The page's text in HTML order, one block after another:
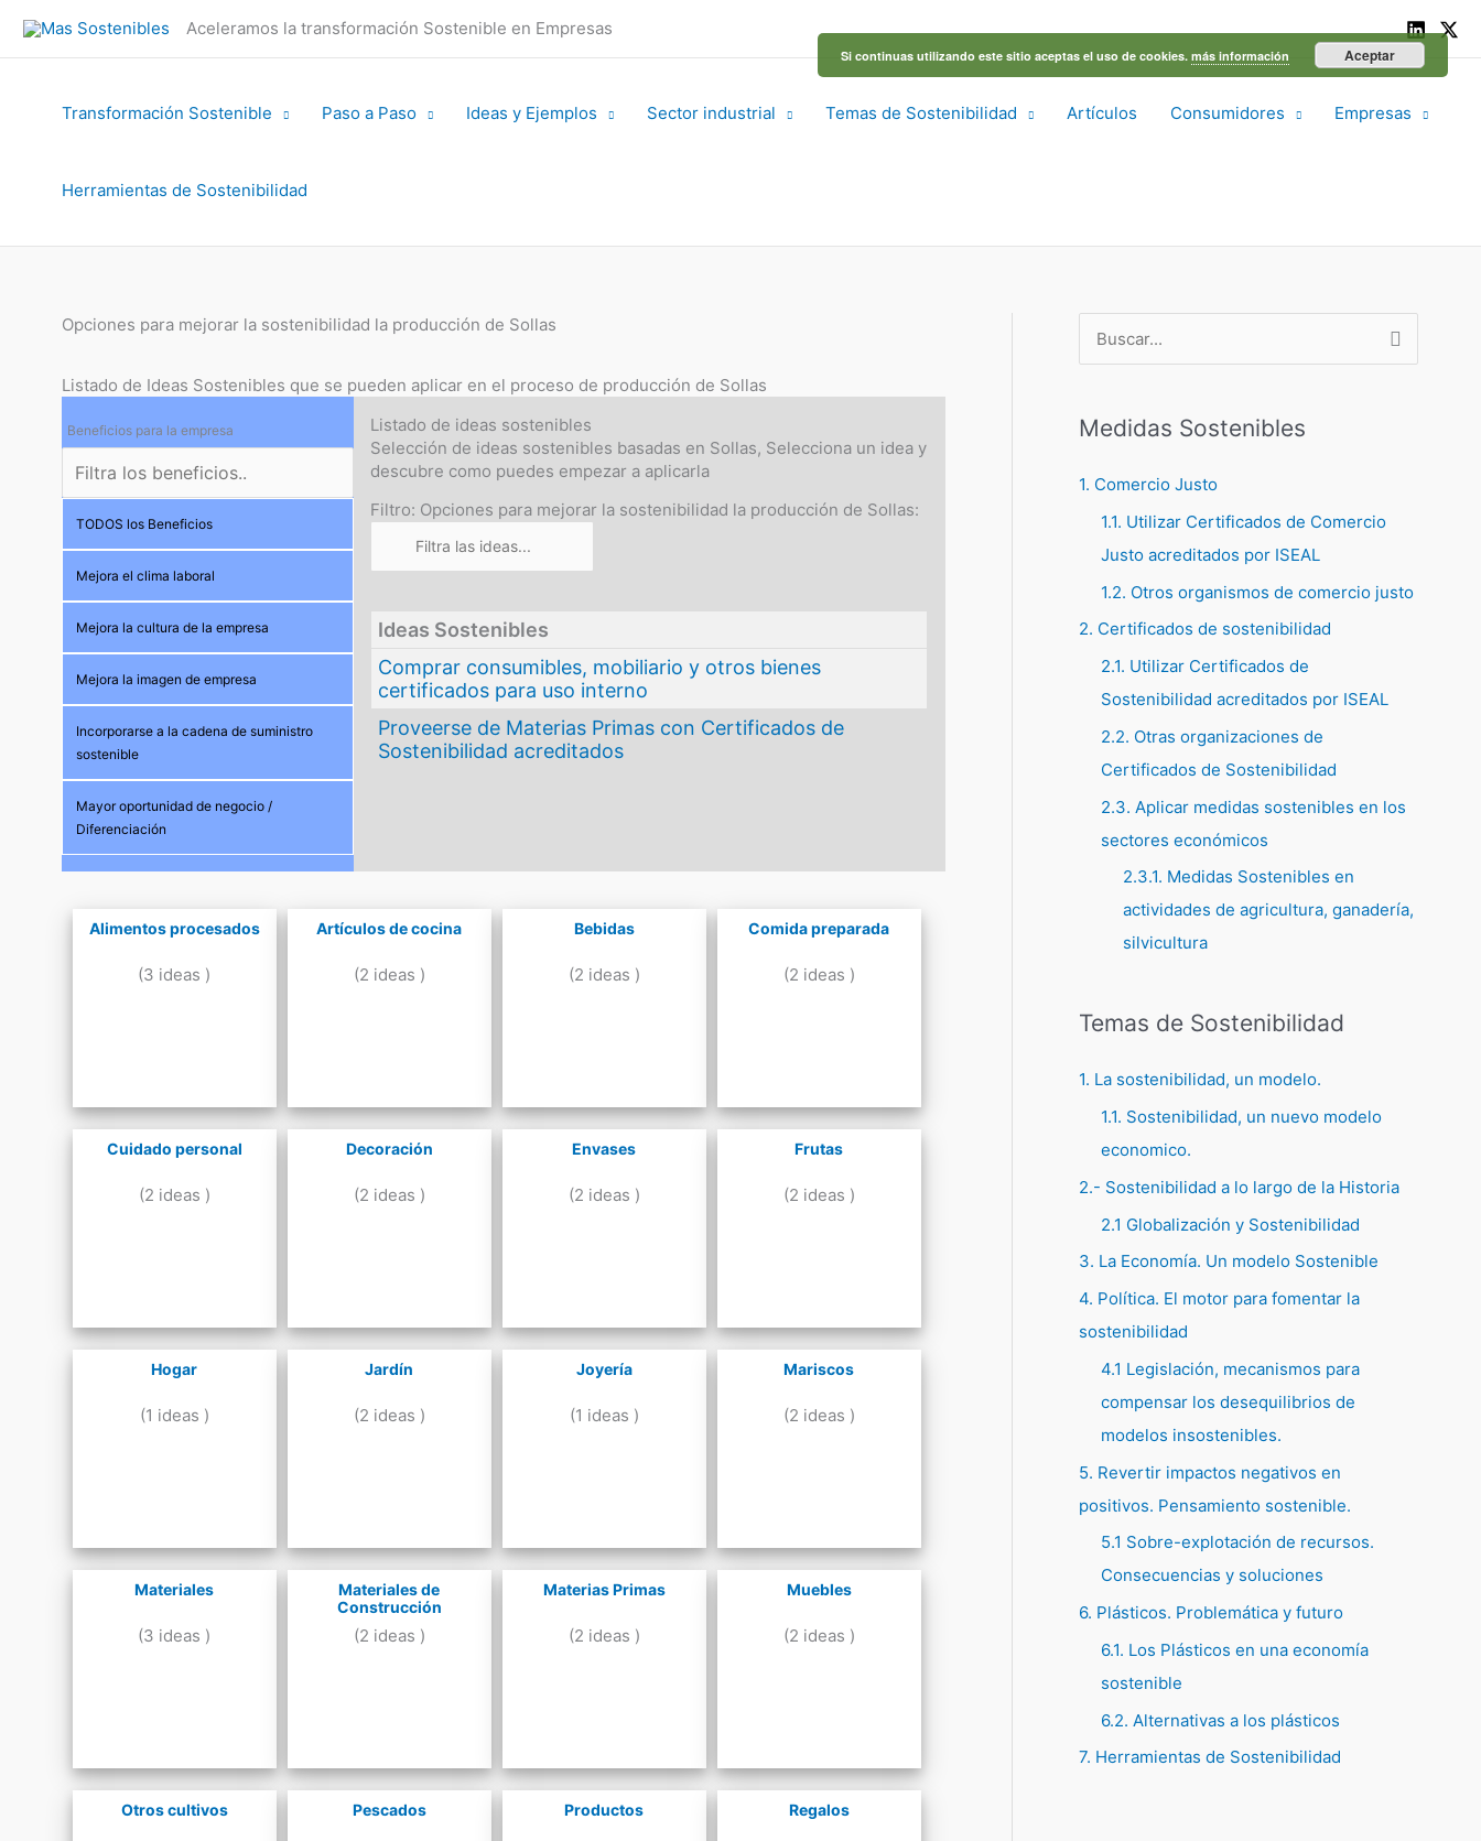
contenido
Aceleramos la transformación Sostenible en Empresas
Transformación Sostenible Paso a Paso Ideas y Ejemplos Sector industrial Temas de Sostenibilidad Artículos Consumidores Empresas
Herramientas de Sostenibilidad
Opciones para mejorar la sostenibilidad la producción de Sollas
Listado de Ideas Sostenibles que se pueden aplicar en el proceso de producción de Sollas
Beneficios para la empresa
TODOS los Beneficios
Mejora el clima laboral
Mejora la cultura de la empresa
Mejora la imagen de empresa
Incorporarse a la cadena de suministro
sostenible
Mayor oportunidad de negocio /
Diferenciación
Listado de ideas sostenibles
Selección de ideas sostenibles basadas en Sollas, Selecciona un idea y
descubre como puedes empezar a aplicarla
Filtro: Opciones para mejorar la sostenibilidad la producción de Sollas:
Ideas Sostenibles
Comprar consumibles, mobiliario y otros bienes
certificados para uso interno
Proveerse de Materias Primas con Certificados de
Sostenibilidad acreditados
Alimentos procesados
(3 ideas )
Artículos de cocina
(2 ideas )
Bebidas
(2 ideas )
Comida preparada
(2 ideas )
Cuidado personal
(2 ideas )
Decoración
(2 ideas )
Envases
(2 ideas )
Frutas
(2 ideas )
Hogar
(1 ideas )
Jardín
(2 ideas )
Joyería
(1 ideas )
Mariscos
(2 ideas )
Materiales
(3 ideas )
Materiales de
Construcción
(2 ideas )
Materias Primas
(2 ideas )
Muebles
(2 ideas )
Otros cultivos Pescados Productos Regalos
u
c
r
:
Medidas Sostenibles
1. Comercio Justo
1.1. Utilizar Certificados de Comercio
Justo acreditados por ISEAL
1.2. Otros organismos de comercio justo
2. Certificados de sostenibilidad
2.1. Utilizar Certificados de
Sostenibilidad acreditados por ISEAL
2.2. Otras organizaciones de
Certificados de Sostenibilidad
2.3. Aplicar medidas sostenibles en los
sectores económicos
2.3.1. Medidas Sostenibles en
actividades de agricultura, ganadería,
silvicultura
Temas de Sostenibilidad
1. La sostenibilidad, un modelo.
1.1. Sostenibilidad, un nuevo modelo
economico.
2.- Sostenibilidad a lo largo de la Historia
2.1 Globalización y Sostenibilidad
3. La Economía. Un modelo Sostenible
4. Política. El motor para fomentar la
sostenibilidad
4.1 Legislación, mecanismos para
compensar los desequilibrios de
modelos insostenibles.
5. Revertir impactos negativos en
positivos. Pensamiento sostenible.
5.1 Sobre-explotación de recursos.
Consecuencias y soluciones
6. Plásticos. Problemática y futuro
6.1. Los Plásticos en una economía
sostenible
6.2. Alternativas a los plásticos
7. Herramientas de Sostenibilidad
Si continuas utilizando este sitio aceptas el uso de cookies. más información Aceptar